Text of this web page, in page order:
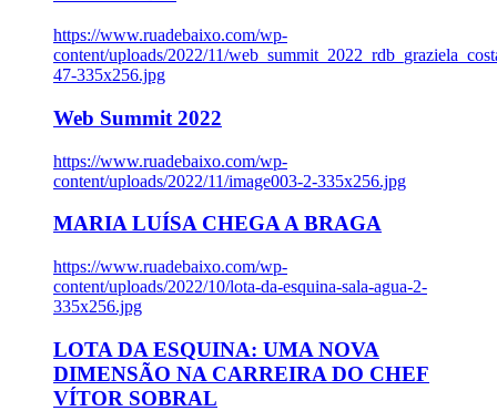
https://www.ruadebaixo.com/wp-
content/uploads/2022/11/
47-335x256.jpg
Web Summit 2022
https://www.ruadebaixo.com/wp-
content/uploads/2022/11/image003-2-335x256.jpg
MARIA LUÍSA CHEGA A BRAGA
https://www.ruadebaixo.com/wp-
content/uploads/2022/10/lota-da-esquina-sala-agua-2-
335x256.jpg
LOTA DA ESQUINA: UMA NOVA
DIMENSÃO NA CARREIRA DO CHEF
VÍTOR SOBRAL